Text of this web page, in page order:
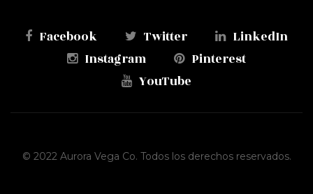
Facebook Twitter
LinkedIn
Instagram
Pinterest
YouTube
© 2022 Aurora Vega Co. Todos los derechos reservados.